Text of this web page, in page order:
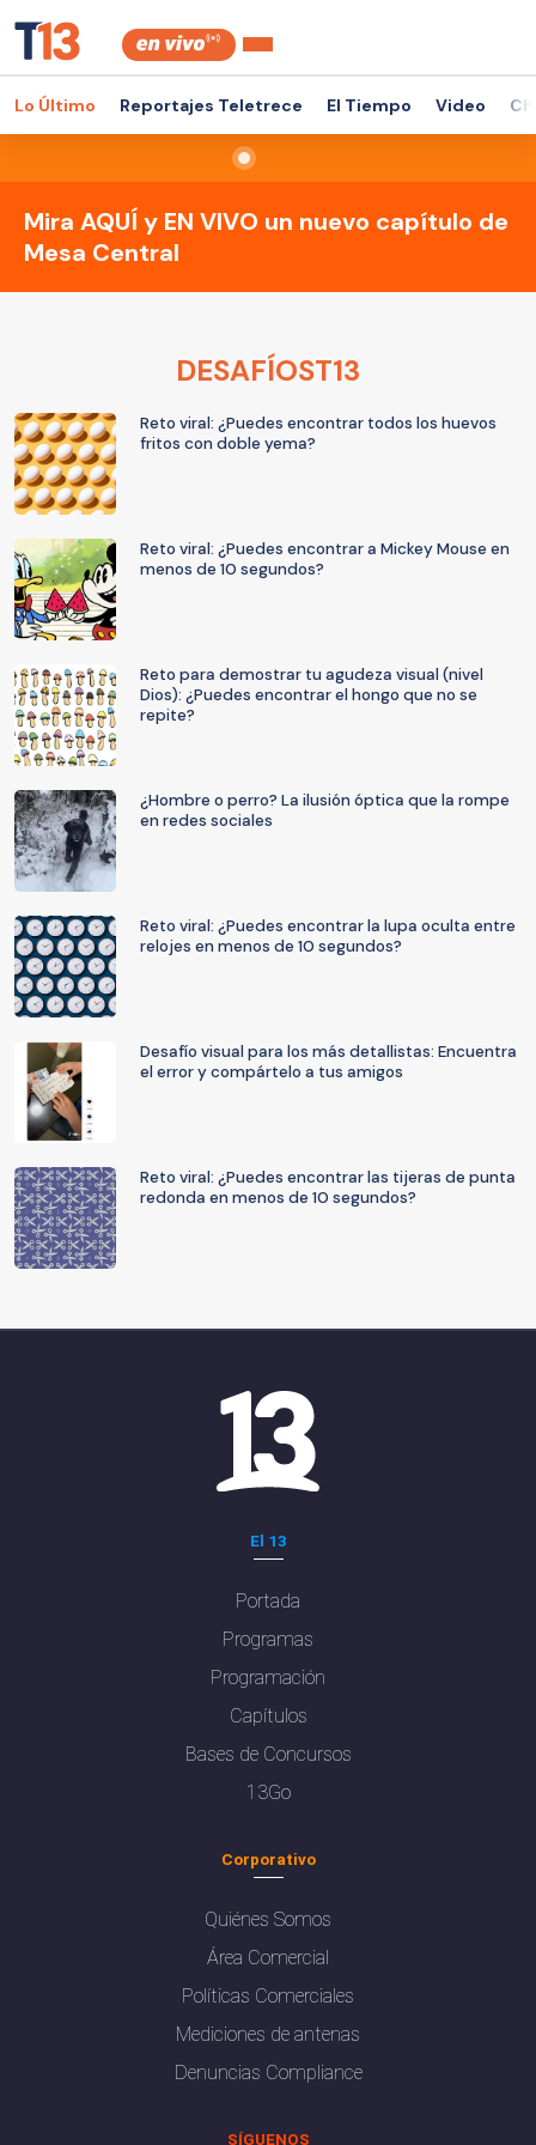
Lo Último Reportajes Teletrece El Tiempo Video
Mira AQUÍ y EN VIVO un nuevo capítulo de
Mesa Central
DESAFÍOST13
Reto viral: ¿Puedes encontrar todos los huevos
fritos con doble yema?
Reto viral: ¿Puedes encontrar a Mickey Mouse en
menos de 10 segundos?
Reto para demostrar tu agudeza visual (nivel
Dios): ¿Puedes encontrar el hongo que no se
repite?
¿Hombre o perro? La ilusión óptica que la rompe
en redes sociales
Reto viral: ¿Puedes encontrar la lupa oculta entre
relojes en menos de 10 segundos?
Desafío visual para los más detallistas: Encuentra
el error y compártelo a tus amigos
Reto viral: ¿Puedes encontrar las tijeras de punta
redonda en menos de 10 segundos?
El 13
Portada
Programas
Programación
Capítulos
Bases de Concursos
13Go
Corporativo
Quiénes Somos
Área Comercial
Políticas Comerciales
Mediciones de antenas
Denuncias Compliance
SÍGUENOS